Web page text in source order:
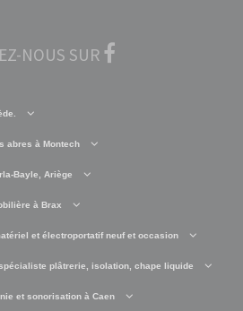
NOUS SUR
abres à Montech
Bayle, Ariège
à Brax
et électroportatif neuf et occasion
plâtrerie, isolation, chape liquide
et sonorisation à Caen